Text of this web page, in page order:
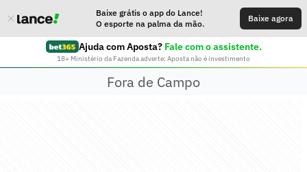
Baixe grátis o app do Lance!
O esporte na palma da mão.
Baixe agora
Ajuda com Aposta? Fale com o assistente.
18+ Ministério da Fazenda adverte: Aposta não é investimento
Fora de Campo